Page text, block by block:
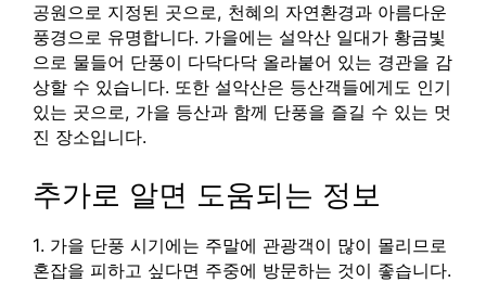
공원으로 지정된 곳으로, 천혜의 자연환경과 아름다운
풍경으로 유명합니다. 가을에는 설악산 일대가 황금빛
으로 물들어 단풍이 다닥다닥 올라붙어 있는 경관을 감
상할 수 있습니다. 또한 설악산은 등산객들에게도 인기
있는 곳으로, 가을 등산과 함께 단풍을 즐길 수 있는 멋
진 장소입니다.
추가로 알면 도움되는 정보
1. 가을 단풍 시기에는 주말에 관광객이 많이 몰리므로
혼잡을 피하고 싶다면 주중에 방문하는 것이 좋습니다.